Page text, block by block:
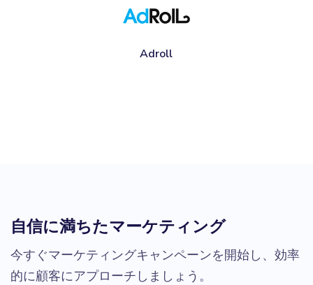
Adroll
自信に満ちたマーケティング
今すぐマーケティングキャンペーンを開始し、効率
的に顧客にアプローチしましょう。